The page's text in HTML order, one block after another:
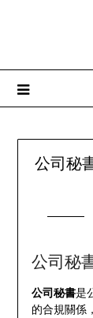
公司秘
公司秘
公司秘書是
的合規關係